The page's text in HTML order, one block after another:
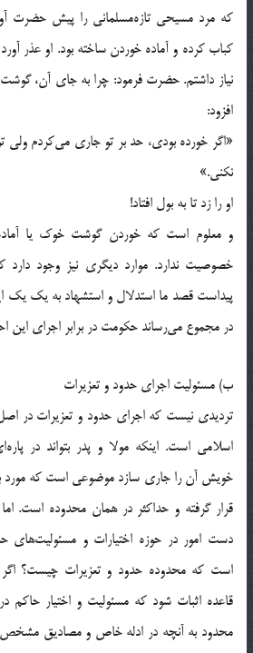
که مرد مسيحی تازه‌مسلمانی را پيش حضرت
کباب کرده و آماده خوردن ساخته بود. او عذر
نياز داشتم. حضرت فرمود: چرا به جای آن،
افزود:
«اگر خورده بودی، حد بر تو جاری می‌کردم ولی تو
نکنی.»
او را زد تا به بول افتاد!
و معلوم است که خوردن گوشت خوک يا
خصوصيت ندارد. موارد ديگری نيز وجود دارد
پيداست قصد ما استدلال و استشهاد به يک يک
در مجموع می‌رساند حکومت در برابر اجرای اين
ب) مسئوليت اجرای حدود و تعزيرات
ترديدی نيست که اجرای حدود و تعزيرات در
اسلامی است. اينکه مولا و پدر بتواند در
خويش آن را جاری سازد موضوعی است که
قرار گرفته و حداکثر در همان محدوده است.
دست امور در حوزه اختيارات و
است که محدوده حدود و تعزيرات چيست؟
قاعده اثبات شود که مسئوليت و اختيار حاکم
محدود به آنچه در ادله خاص و مصاديق مشخص